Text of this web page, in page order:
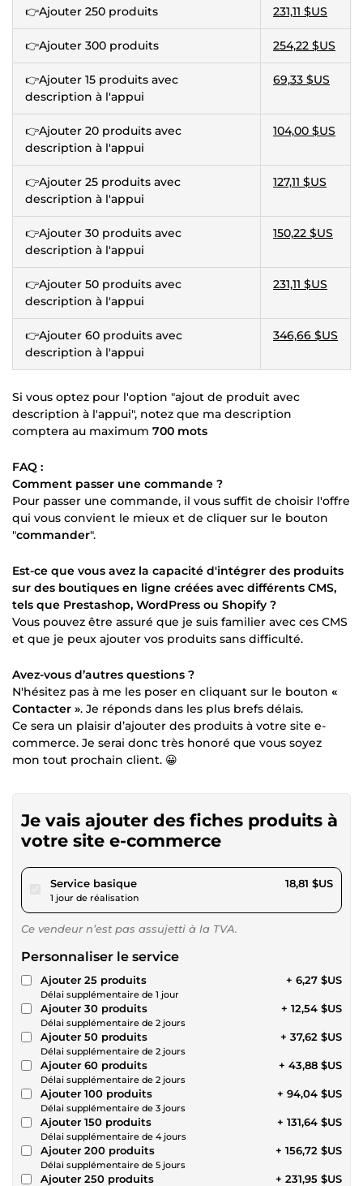
👉Ajouter 250 produits 231,11 $US
👉Ajouter 300 produits 254,22 $US
👉Ajouter 15 produits avec
description à l'appui
69,33 $US
👉Ajouter 20 produits avec
description à l'appui
104,00 $US
👉Ajouter 25 produits avec
description à l'appui
127,11 $US
👉Ajouter 30 produits avec
description à l'appui
150,22 $US
👉Ajouter 50 produits avec
description à l'appui
231,11 $US
👉Ajouter 60 produits avec
description à l'appui
346,66 $US
Si vous optez pour l'option "ajout de produit avec
description à l'appui", notez que ma description
comptera au maximum 700 mots
FAQ :
Comment passer une commande ?
Pour passer une commande, il vous suffit de choisir l'offre
qui vous convient le mieux et de cliquer sur le bouton
"commander".
Est-ce que vous avez la capacité d'intégrer des produits
sur des boutiques en ligne créées avec différents CMS,
tels que Prestashop, WordPress ou Shopify ?
Vous pouvez être assuré que je suis familier avec ces CMS
et que je peux ajouter vos produits sans difficulté.
Avez-vous d’autres questions ?
N'hésitez pas à me les poser en cliquant sur le bouton «
Contacter ». Je réponds dans les plus brefs délais.
Ce sera un plaisir d’ajouter des produits à votre site e-
commerce. Je serai donc très honoré que vous soyez
mon tout prochain client. 😀
Je vais ajouter des fiches produits à
votre site e-commerce
Service basiquepour 17,33 $US
1 jour de réalisation
18,81 $US
Ce vendeur n’est pas assujetti à la TVA.
Personnaliser le service
Ajouter 25 produits
Délai supplémentaire de 1 jour
+ 6,27 $US
Ajouter 30 produits
Délai supplémentaire de 2 jours
+ 12,54 $US
Ajouter 50 produits
Délai supplémentaire de 2 jours
+ 37,62 $US
Ajouter 60 produits
Délai supplémentaire de 2 jours
+ 43,88 $US
Ajouter 100 produits
Délai supplémentaire de 3 jours
+ 94,04 $US
Ajouter 150 produits
Délai supplémentaire de 4 jours
+ 131,64 $US
Ajouter 200 produits
Délai supplémentaire de 5 jours
+ 156,72 $US
Ajouter 250 produits + 231,95 $US